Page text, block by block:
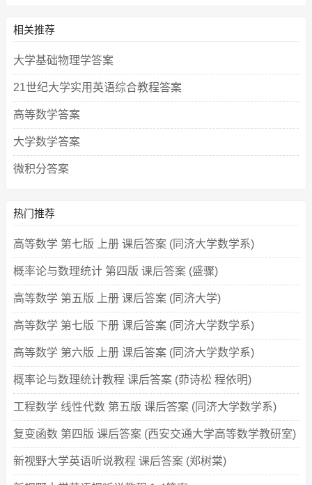
相关推荐
大学基础物理学答案
21世纪大学实用英语综合教程答案
高等数学答案
大学数学答案
微积分答案
热门推荐
高等数学 第七版 上册 课后答案 (同济大学数学系)
概率论与数理统计 第四版 课后答案 (盛骤)
高等数学 第五版 上册 课后答案 (同济大学)
高等数学 第七版 下册 课后答案 (同济大学数学系)
高等数学 第六版 上册 课后答案 (同济大学数学系)
概率论与数理统计教程 课后答案 (茆诗松 程依明)
工程数学 线性代数 第五版 课后答案 (同济大学数学系)
复变函数 第四版 课后答案 (西安交通大学高等数学教研室)
新视野大学英语听说教程 课后答案 (郑树棠)